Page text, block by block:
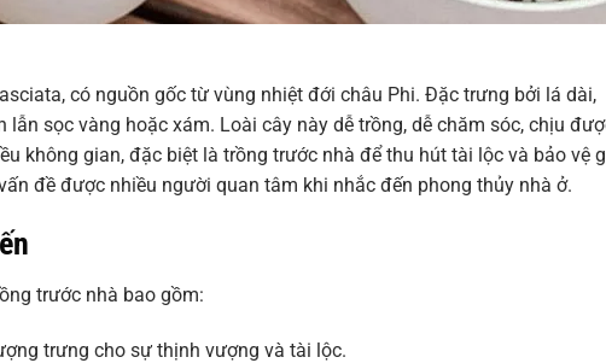
có nguồn gốc từ vùng nhiệt đới châu Phi. Đặc trưng bởi lá dài,
sọc vàng hoặc xám. Loài cây này dễ trồng, dễ chăm sóc, chịu
không gian, đặc biệt là trồng trước nhà để thu hút tài lộc và bảo vệ
đề được nhiều người quan tâm khi nhắc đến phong thủy nhà ở.
trước nhà bao gồm:
trưng cho sự thịnh vượng và tài lộc.